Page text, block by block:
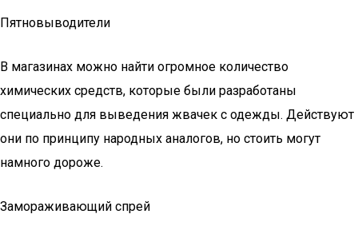
Пятновыводители
В магазинах можно найти огромное количество
химических средств, которые были разработаны
специально для выведения жвачек с одежды. Действуют
они по принципу народных аналогов, но стоить могут
намного дороже.
Замораживающий спрей